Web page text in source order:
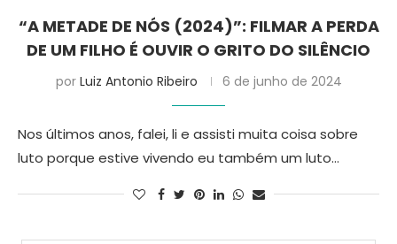
“A METADE DE NÓS (2024)”: FILMAR A PERDA
DE UM FILHO É OUVIR O GRITO DO SILÊNCIO
por Luiz Antonio Ribeiro 6 de junho de 2024
Nos últimos anos, falei, li e assisti muita coisa sobre
luto porque estive vivendo eu também um luto…